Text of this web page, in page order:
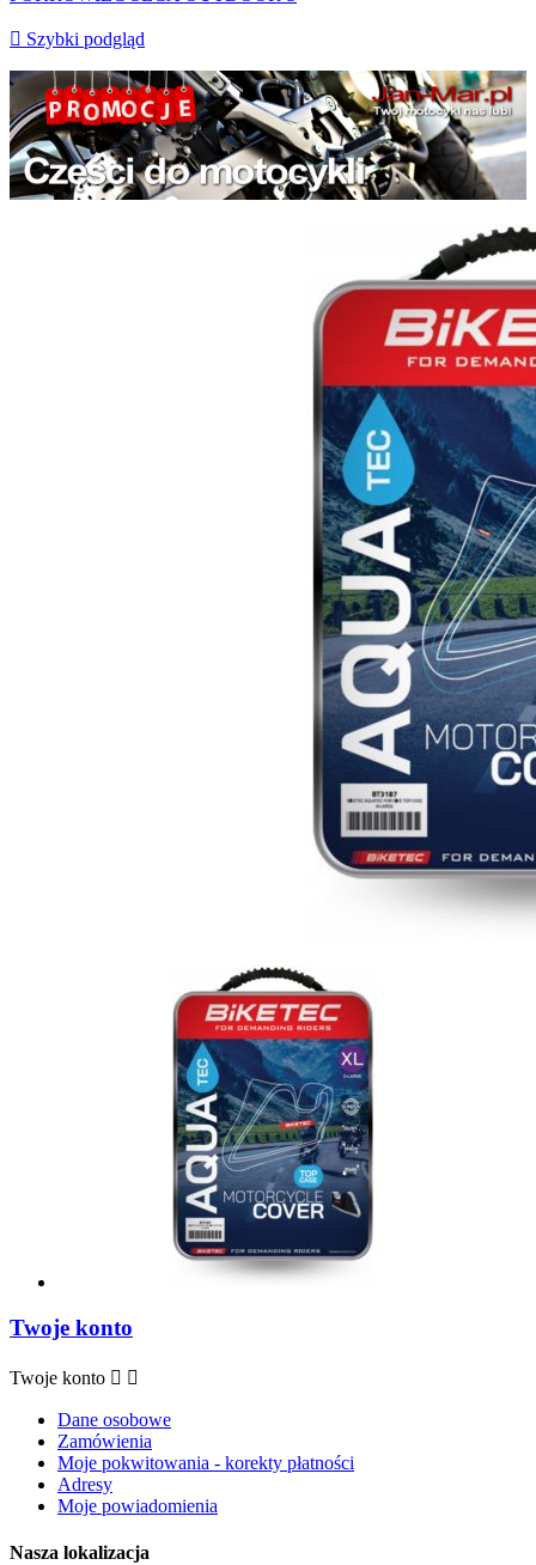
 Szybki podgląd
Twoje konto
Twoje konto  
Dane osobowe
Zamówienia
Moje pokwitowania - korekty płatności
Adresy
Moje powiadomienia
Nasza lokalizacja